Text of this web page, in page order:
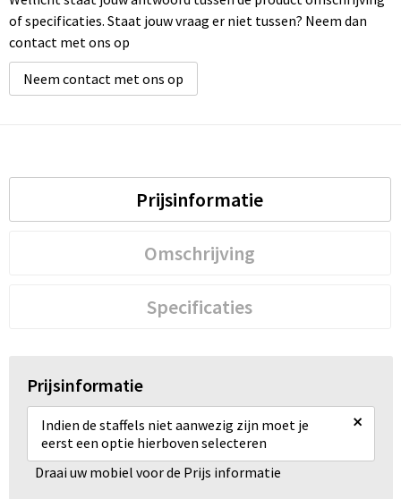
of specificaties. Staat jouw vraag er niet tussen? Neem dan
contact met ons op
Neem contact met ons op
Prijsinformatie
Omschrijving
Specificaties
Prijsinformatie
Indien de staffels niet aanwezig zijn moet je
eerst een optie hierboven selecteren
×
Draai uw mobiel voor de Prijs informatie